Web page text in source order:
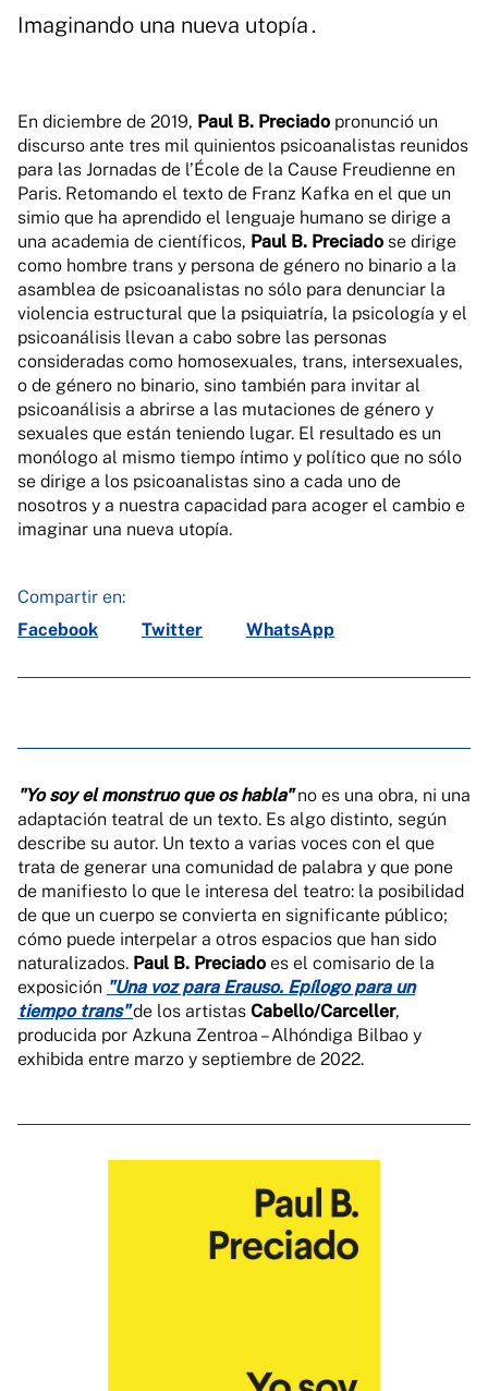
Imaginando una nueva utopía .
En diciembre de 2019, Paul B. Preciado pronunció un
discurso ante tres mil quinientos psicoanalistas reunidos
para las Jornadas de l’École de la Cause Freudienne en
Paris. Retomando el texto de Franz Kafka en el que un
simio que ha aprendido el lenguaje humano se dirige a
una academia de científicos, Paul B. Preciado se dirige
como hombre trans y persona de género no binario a la
asamblea de psicoanalistas no sólo para denunciar la
violencia estructural que la psiquiatría, la psicología y el
psicoanálisis llevan a cabo sobre las personas
consideradas como homosexuales, trans, intersexuales,
o de género no binario, sino también para invitar al
psicoanálisis a abrirse a las mutaciones de género y
sexuales que están teniendo lugar. El resultado es un
monólogo al mismo tiempo íntimo y político que no sólo
se dirige a los psicoanalistas sino a cada uno de
nosotros y a nuestra capacidad para acoger el cambio e
imaginar una nueva utopía.
Compartir en:
Facebook
Twitter WhatsApp
"Yo soy el monstruo que os habla"no es una obra, ni una
adaptación teatral de un texto. Es algo distinto, según
describe su autor. Un texto a varias voces con el que
trata de generar una comunidad de palabra y que pone
de manifiesto lo que le interesa del teatro: la posibilidad
de que un cuerpo se convierta en significante público;
cómo puede interpelar a otros espacios que han sido
naturalizados. Paul B. Preciado es el comisario de la
exposición "Una voz para Erauso. Epílogo para un
tiempo trans"de los artistas Cabello/Carceller,
producida por Azkuna Zentroa – Alhóndiga Bilbao y
exhibida entre marzo y septiembre de 2022.